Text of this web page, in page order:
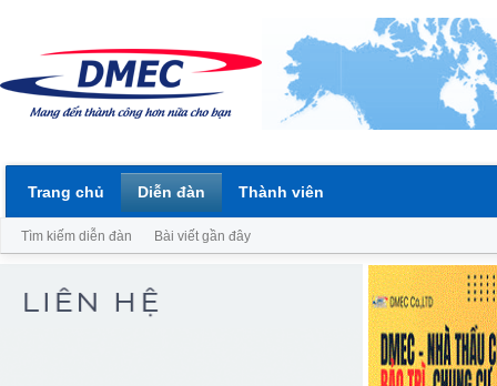
Trang chủ Diễn đàn
Tìm kiếm diễn đàn Bài viết gần đây
Thành viên